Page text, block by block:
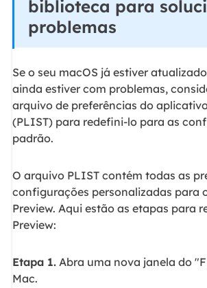
biblioteca para
problemas
Se o seu macOS já estiver
ainda estiver com problemas,
arquivo de preferências do
(PLIST) para redefini-lo para as
padrão.
O arquivo PLIST contém todas as
configurações personalizadas para
Preview. Aqui estão as etapas para
Preview:
Etapa 1.Abra uma nova janela do
Mac.